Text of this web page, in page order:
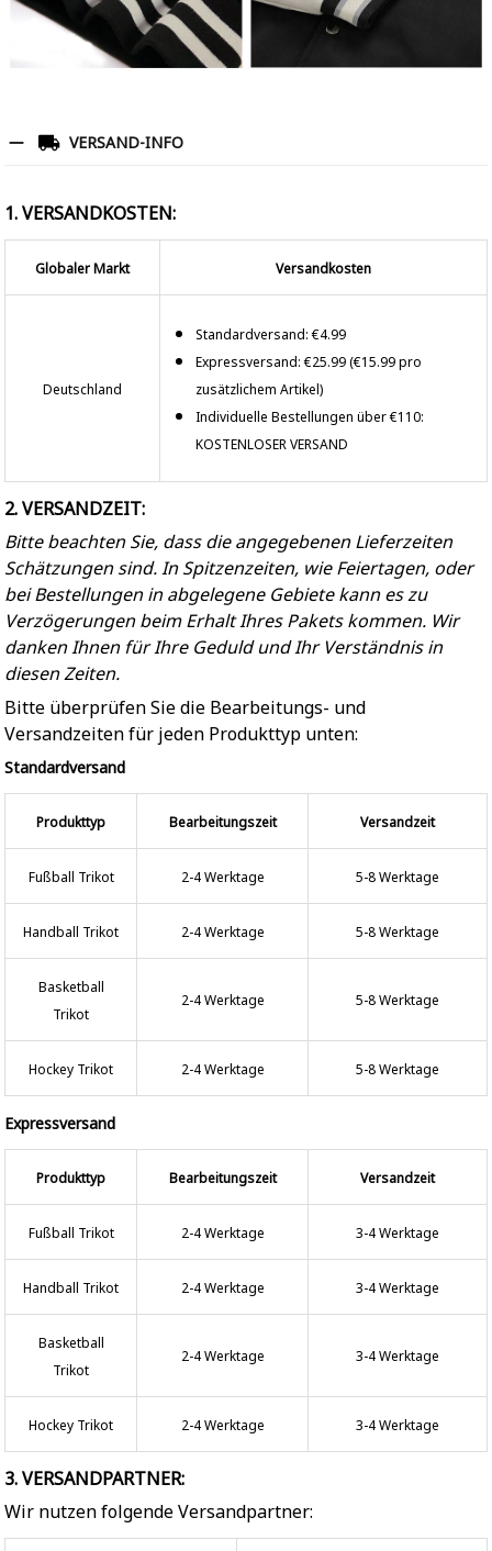
VERSAND-INFO
1. VERSANDKOSTEN:
Globaler Markt Versandkosten
Deutschland
Standardversand: €4.99
Expressversand: €25.99 (€15.99 pro
zusätzlichem Artikel)
Individuelle Bestellungen über €110:
KOSTENLOSER VERSAND
2. VERSANDZEIT:
Bitte beachten Sie, dass die angegebenen Lieferzeiten
Schätzungen sind. In Spitzenzeiten, wie Feiertagen, oder
bei Bestellungen in abgelegene Gebiete kann es zu
Verzögerungen beim Erhalt Ihres Pakets kommen. Wir
danken Ihnen für Ihre Geduld und Ihr Verständnis in
diesen Zeiten.
Bitte überprüfen Sie die Bearbeitungs- und
Versandzeiten für jeden Produkttyp unten:
Standardversand
Produkttyp Bearbeitungszeit Versandzeit
Fußball Trikot 2-4 Werktage 5-8 Werktage
Handball Trikot 2-4 Werktage 5-8 Werktage
Basketball
Trikot
2-4 Werktage 5-8 Werktage
Hockey Trikot 2-4 Werktage 5-8 Werktage
Expressversand
Produkttyp Bearbeitungszeit Versandzeit
Fußball Trikot 2-4 Werktage 3-4 Werktage
Handball Trikot 2-4 Werktage 3-4 Werktage
Basketball
Trikot
2-4 Werktage 3-4 Werktage
Hockey Trikot 2-4 Werktage 3-4 Werktage
3. VERSANDPARTNER:
Wir nutzen folgende Versandpartner: